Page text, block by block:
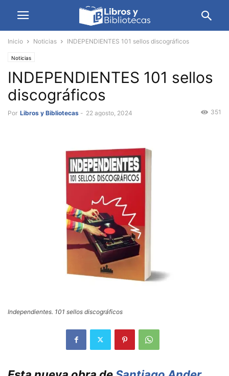
Inicio Noticias INDEPENDIENTES 101 sellos discográficos
Noticias
INDEPENDIENTES 101 sellos
discográficos
Por Libros y Bibliotecas - 22 agosto, 2024 351
Independientes. 101 sellos discográficos